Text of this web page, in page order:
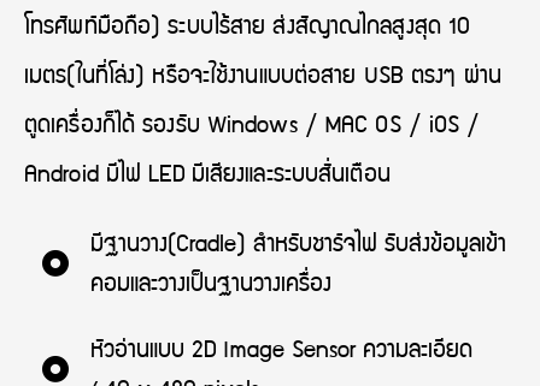
โทรศัพท์มือถือ) ระบบไร้สาย ส่งสัญาณไกลสูงสุด 10
เมตร(ในที่โล่ง) หรือจะใช้งานแบบต่อสาย USB ตรงๆ ผ่าน
ตูดเครื่องก็ได้ รองรับ Windows / MAC OS / iOS /
Android มีไฟ LED มีเสียงและระบบสั่นเตือน
มีฐานวาง(Cradle) สำหรับชาร์จไฟ รับส่งข้อมูลเข้า
คอมและวางเป็นฐานวางเครื่อง
หัวอ่านแบบ 2D Image Sensor ความละเอียด